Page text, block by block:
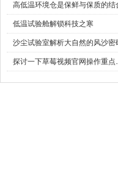
高低温环境仓是保鲜与保质的结
低温试验舱解锁科技之寒
沙尘试验室解析大自然的风沙密
探讨一